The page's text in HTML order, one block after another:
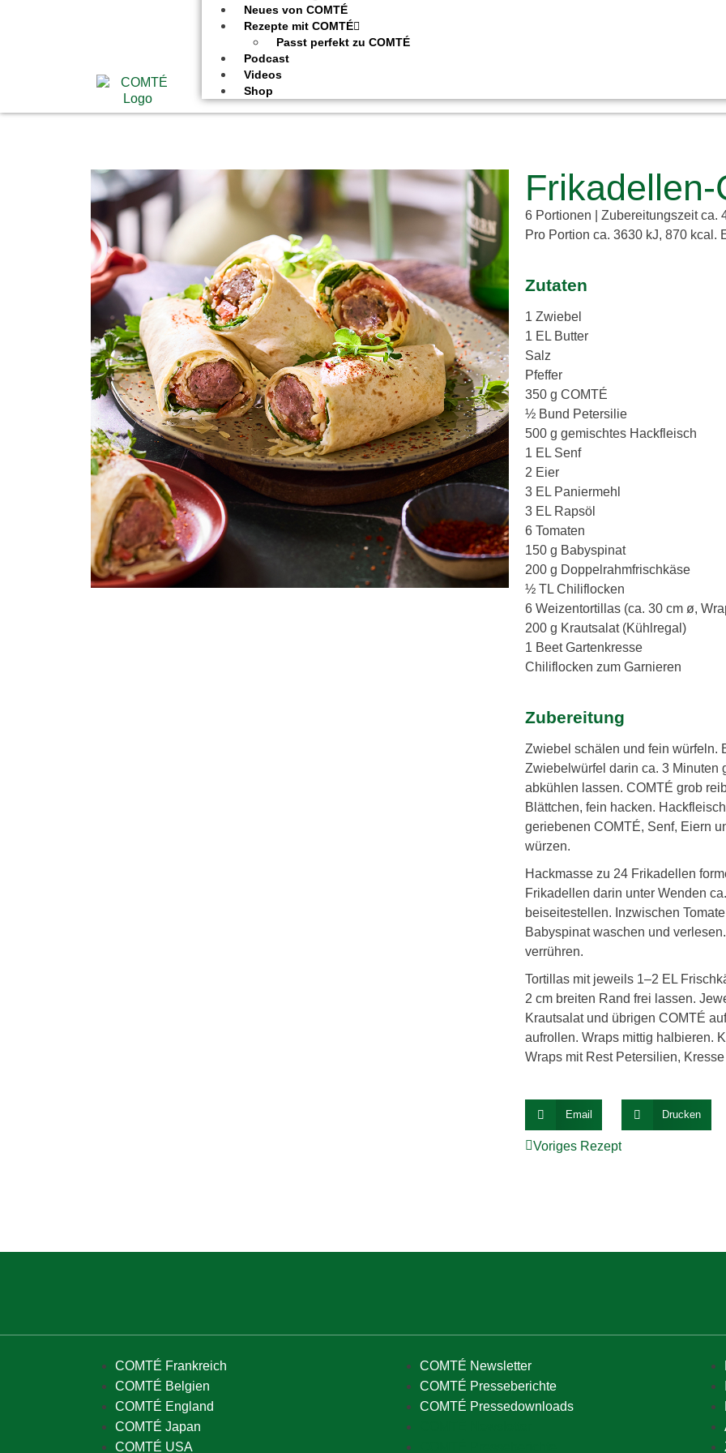
Neues von COMTÉ
Rezepte mit COMTÉ
Passt perfekt zu COMTÉ
Podcast
Videos
Shop
6 Portionen | Zubereitungszeit ca.
Pro Portion ca. 3630 kJ, 870 kcal.
Zutaten
1 Zwiebel
1 EL Butter
Salz
Pfeffer
350 g COMTÉ
½ Bund Petersilie
500 g gemischtes Hackfleisch
1 EL Senf
2 Eier
3 EL Paniermehl
3 EL Rapsöl
6 Tomaten
150 g Babyspinat
200 g Doppelrahmfrischkäse
½ TL Chiliflocken
6 Weizentortillas (ca. 30 cm ø,
200 g Krautsalat (Kühlregal)
1 Beet Gartenkresse
Chiliflocken zum Garnieren
Zubereitung
Zwiebel schälen und fein würfeln.
Zwiebelwürfel darin ca. 3 Minuten
abkühlen lassen. COMTÉ grob
Blättchen, fein hacken.
geriebenen COMTÉ, Senf, Eiern
würzen.
Hackmasse zu 24 Frikadellen
Frikadellen darin unter Wenden
beiseitestellen. Inzwischen
Babyspinat waschen und
verrühren.
Tortillas mit jeweils 1–2 EL
2 cm breiten Rand frei lassen.
Krautsalat und übrigen COMTÉ
aufrollen. Wraps mittig halbieren.
Wraps mit Rest Petersilien,
Email Drucken
Voriges Rezept
COMTÉ Frankreich
COMTÉ Belgien
COMTÉ England
COMTÉ Japan
COMTÉ USA
COMTÉ Newsletter
COMTÉ Presseberichte
COMTÉ Pressedownloads